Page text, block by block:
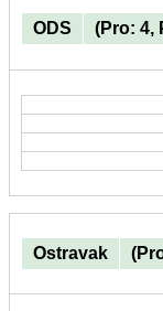
ODS (Pro: 4,
Ostravak